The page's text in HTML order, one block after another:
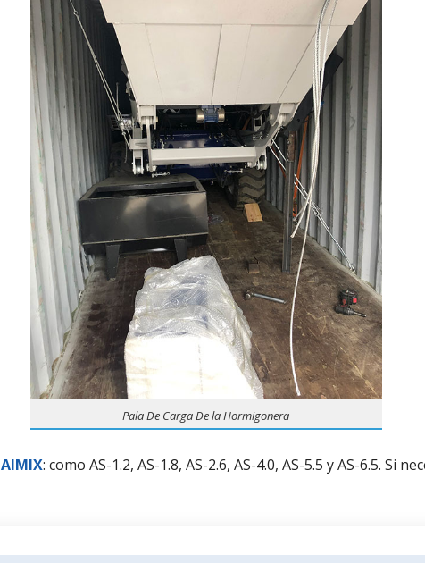
Pala De Carga De la Hormigonera
AIMIX: como AS-1.2, AS-1.8, AS-2.6, AS-4.0, AS-5.5 y AS-6.5.